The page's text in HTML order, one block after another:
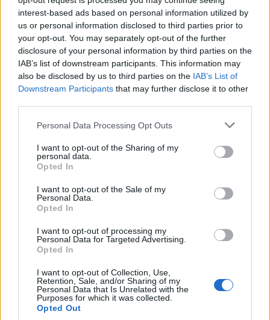
interest-based ads based on personal information utilized by
us or personal information disclosed to third parties prior to
your opt-out. You may separately opt-out of the further
disclosure of your personal information by third parties on the
IAB’s list of downstream participants. This information may
also be disclosed by us to third parties on the IAB’s List of
Downstream Participants that may further disclose it to other
Please note that this website/app uses one or more Google
not limited to your visit or usage behaviour. You may click to
grant or deny consent to Google and its third-party tags to
use your data for below specified purposes in below Google
consent section.
Personal Data Processing Opt Outs
I want to opt-out of the Sharing of my
personal data.
Opted In
I want to opt-out of the Sale of my
Personal Data.
Opted In
I want to opt-out of processing my
Personal Data for Targeted Advertising.
Opted In
I want to opt-out of Collection, Use,
Retention, Sale, and/or Sharing of my
Personal Data that Is Unrelated with the
Purposes for which it was collected.
Opted Out
Μητέρα, είναι αυτή που πεινάει και ψάχνει να βρει
τροφή για το παιδί της, κι όχι για την ίδια. Μητέρα, είναι
αυτή που θα κρυώνει λόγω θερμοκρασίας ή ψυχικά και
Με ένα χάδι, μια αγκαλιά, ένα φιλί, ένα καλό λόγο.
Μητέρα, είναι αυτή που χαμογελάει, όταν βλέπει το
συνοδοιπόρος στα όνειρα του παιδιού της, ακόμη κι αν
δεν είναι σύμφωνη. Αυτή που θα του πει ένα απλό,
<<Πάμε δυνατά, είμαι εδώ για σένα>>. Αυτή που αν και
θέλει να δει το παιδί της αστροναύτη, θα κάνει πίσω και
θα είναι μαζί του σε όποιο επάγγελμα, κι αν
ακολουθήσει. Αυτή που θα είναι πάντα δίπλα του. Εκείνη
που θα καμαρώνει σε ό,τι κι αν κάνει το παιδί της, και θα
το περιμένει για ακόμη μια αγκαλιά. Για ένα ακόμη σ
αγαπώ!